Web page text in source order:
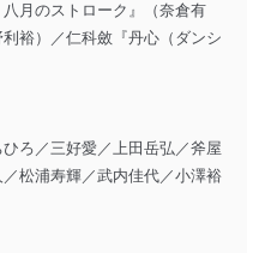
月のストローク』（奈倉有
裕）／仁科斂『丹心（ダンシ
ろ／三好愛／上田岳弘／斧屋
松浦寿輝／武内佳代／小澤裕